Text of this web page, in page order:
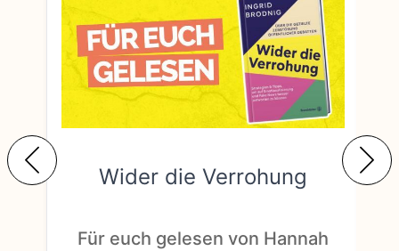
Wider die Verrohung
Für euch gelesen von Hannah